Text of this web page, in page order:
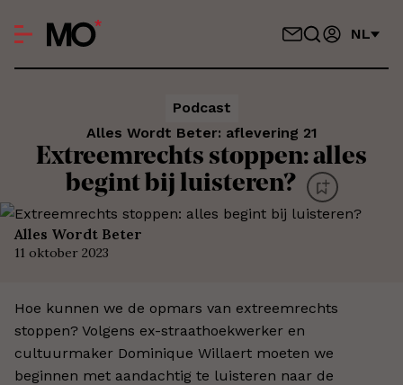
NL
Podcast
Alles Wordt Beter: aflevering 21
Extreemrechts stoppen: alles
begint bij luisteren?
Alles Wordt Beter
11 oktober 2023
Hoe kunnen we de opmars van extreemrechts
stoppen? Volgens ex-straathoekwerker en
cultuurmaker Dominique Willaert moeten we
beginnen met aandachtig te luisteren naar de